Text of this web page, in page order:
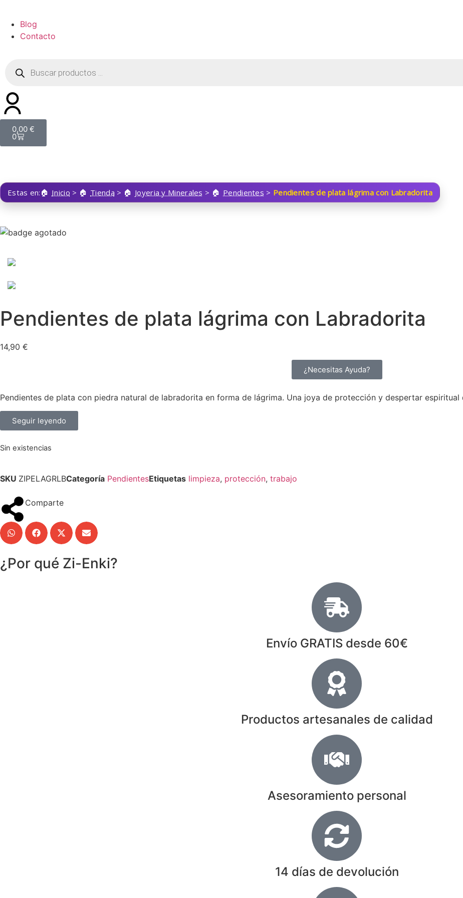
Blog
Contacto
0,00 €
0
Estas en: Inicio > Tienda > Joyeria y Minerales > Pendientes > Pendientes de plata lágrima con Labradorita
Pendientes de plata lágrima con Labradorita
14,90 €
¿Necesitas Ayuda?
Pendientes de plata con piedra natural de labradorita en forma de lágrima. Una joya de protección y despertar
Seguir leyendo
Sin existencias
SKU ZIPELAGRLBCategoría PendientesEtiquetas limpieza, protección, trabajo
Comparte
¿Por qué Zi-Enki?
Envío GRATIS desde 60€
Productos artesanales de calidad
Asesoramiento personal
14 días de devolución